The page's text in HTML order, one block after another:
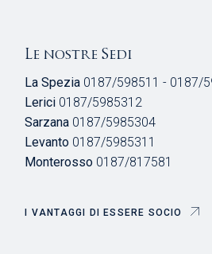
Le nostre Sedi
La Spezia 0187/598511 - 0187/
Lerici 0187/5985312
Sarzana 0187/5985304
Levanto 0187/5985311
Monterosso 0187/817581
I VANTAGGI DI ESSERE SOCIO